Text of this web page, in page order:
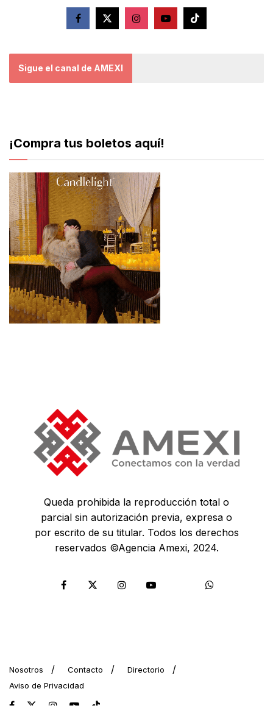
Sigue el canal de AMEXI
¡Compra tus boletos aquí!
Queda prohibida la reproducción total o
parcial sin autorización previa, expresa o
por escrito de su titular. Todos los derechos
reservados ©Agencia Amexi, 2024.
Nosotros Contacto
Directorio
Aviso de Privacidad